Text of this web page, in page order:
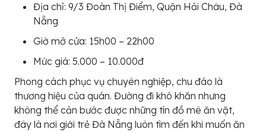
Địa chỉ: 9/3 Đoàn Thị Điểm, Quận Hải Châu, Đà
Nẵng
Giờ mở cửa: 15h00 – 22h00
Mức giá: 5.000 – 10.000đ
Phong cách phục vụ chuyên nghiệp, chu đáo là
thương hiệu của quán. Đường đi khó khăn nhưng
không thể cản bước được những tín đồ mê ăn vặt,
đây là nơi giới trẻ Đà Nẵng luôn tìm đến khi muốn ăn